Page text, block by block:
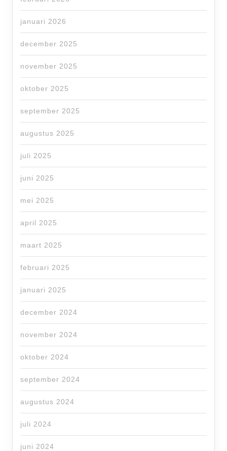
januari 2026
december 2025
november 2025
oktober 2025
september 2025
augustus 2025
juli 2025
juni 2025
mei 2025
april 2025
maart 2025
februari 2025
januari 2025
december 2024
november 2024
oktober 2024
september 2024
augustus 2024
juli 2024
juni 2024